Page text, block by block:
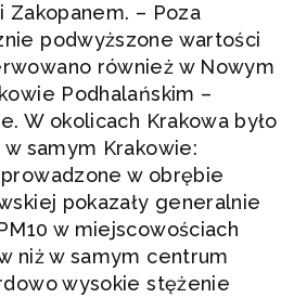
– Poza
podwyższone wartości
również w Nowym
Podhalańskim –
W okolicach Krakowa było
samym Krakowie:
w obrębie
pokazały generalnie
w miejscowościach
niż w samym centrum
wysokie stężenie